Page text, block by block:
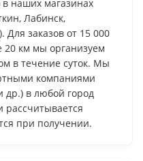
в наших магазинах
Лабинск,
Для заказов от 15 000
20 км мы организуем
в течение суток. Мы
компаниями
в любой город
рассчитывается
при получении.